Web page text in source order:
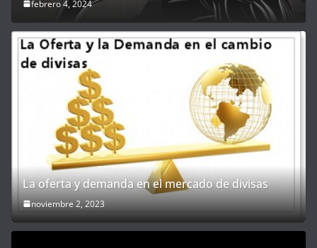
febrero 4, 2024
La oferta y demanda en el mercado de divisas
noviembre 2, 2023